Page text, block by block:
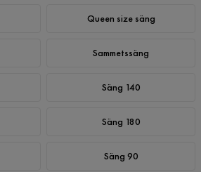
Queen size säng
Sammetssäng
Säng 140
Säng 180
Säng 90